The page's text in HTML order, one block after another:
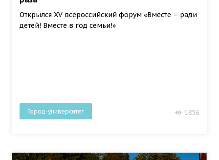
Открылся XV всероссийский форум «Вместе – ради
детей! Вместе в год семьи!»
Город-университет 1856